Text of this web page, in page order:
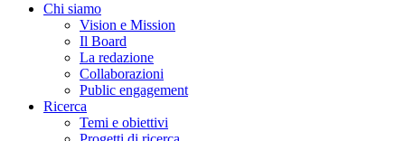
Chi siamo
Vision e Mission
Il Board
La redazione
Collaborazioni
Public engagement
Ricerca
Temi e obiettivi